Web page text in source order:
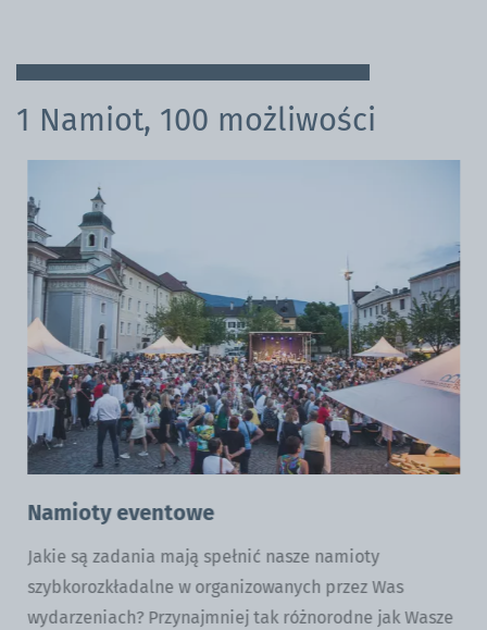
1 Namiot, 100 możliwości
Namioty eventowe
Jakie są zadania mają spełnić nasze namioty
szybkorozkładalne w organizowanych przez Was
wydarzeniach? Przynajmniej tak różnorodne jak Wasze